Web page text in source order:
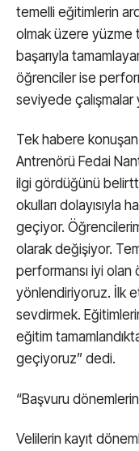
temelli eğitimlerin
olmak üzere yüzme
başarıyla
öğrenciler ise
seviyede çalışmalar
Tek habere
Antrenörü Fedai
ilgi gördüğünü
okulları dolayısıyla
geçiyor.
olarak değişiyor.
performansı iyi
yönlendiriyoruz. İlk
sevdirmek.
eğitim
geçiyoruz” dedi.
“Başvuru
Velilerin kayıt